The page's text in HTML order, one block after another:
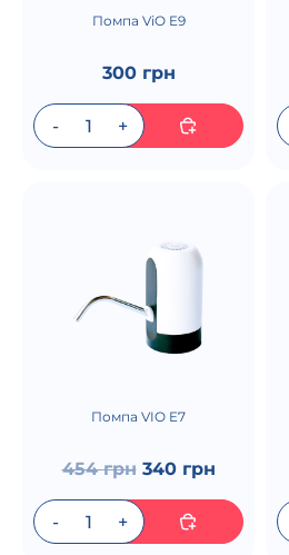
Помпа ViO E9
300 грн
Помпа VIO E7
454грн 340 грн